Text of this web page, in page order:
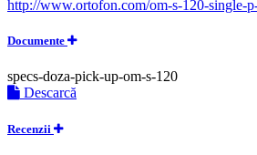
http://www.ortofon.com/om-s-120-single-
Documente
specs-doza-pick-up-om-s-120
Descarcă
Recenzii